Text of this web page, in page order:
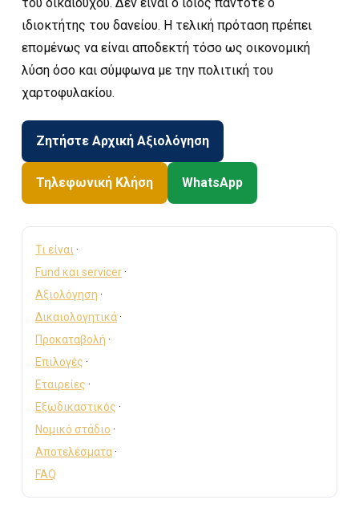
ιδιοκτήτης του δανείου. Η τελική πρόταση πρέπει
επομένως να είναι αποδεκτή τόσο ως οικονομική
λύση όσο και σύμφωνα με την πολιτική του
χαρτοφυλακίου.
Ζητήστε Αρχική Αξιολόγηση
Τηλεφωνική Κλήση WhatsApp
Τι είναι ·
Fund και servicer·
Αξιολόγηση ·
Δικαιολογητικά·
Προκαταβολή ·
Επιλογές ·
Εταιρείες ·
Εξωδικαστικός ·
Νομικό στάδιο ·
Αποτελέσματα·
FAQ